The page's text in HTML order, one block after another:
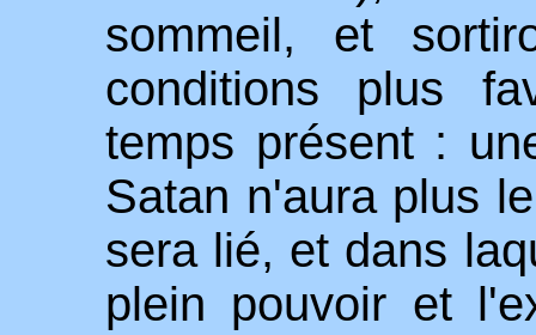
sommeil, et
conditions plus
temps présent :
Satan n'aura plus
sera lié, et dans
plein pouvoir et